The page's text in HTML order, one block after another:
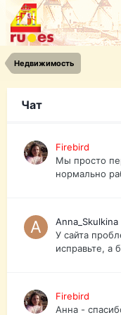
Недвижимость
Чат
Телеграмм
Firebird
Друзья - из
Firebird
Мы просто
нормально
Anna_Skulkina
У сайта
исправьте, а
Firebird
Анна -